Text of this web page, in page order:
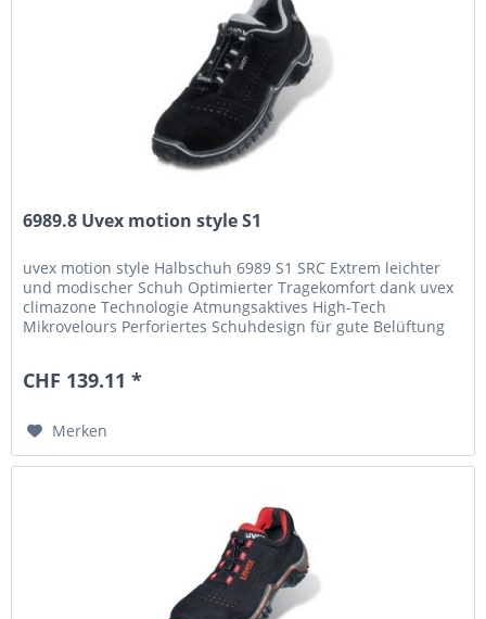
6989.8 Uvex motion style S1
uvex motion style Halbschuh 6989 S1 SRC Extrem leichter
und modischer Schuh Optimierter Tragekomfort dank uvex
climazone Technologie Atmungsaktives High-Tech
Mikrovelours Perforiertes Schuhdesign für gute Belüftung
CHF 139.11 *
Merken